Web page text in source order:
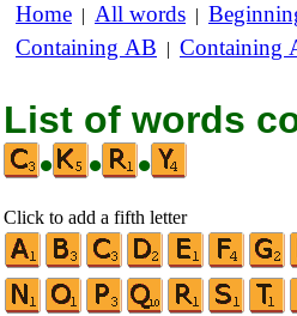
Home | All words |
Containing AB | Containing
List of words
•
• •
Click to add a fifth letter